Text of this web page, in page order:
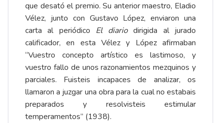
que desató el premio. Su anterior maestro, Eladio
Vélez, junto con Gustavo López, enviaron una
carta al periódico El diariodirigida al jurado
calificador, en esta Vélez y López afirmaban
“Vuestro concepto artístico es lastimoso, y
vuestro fallo de unos razonamientos mezquinos y
parciales. Fuisteis incapaces de analizar, os
llamaron a juzgar una obra para la cual no estabais
preparados y resolvisteis estimular
temperamentos” (1938).